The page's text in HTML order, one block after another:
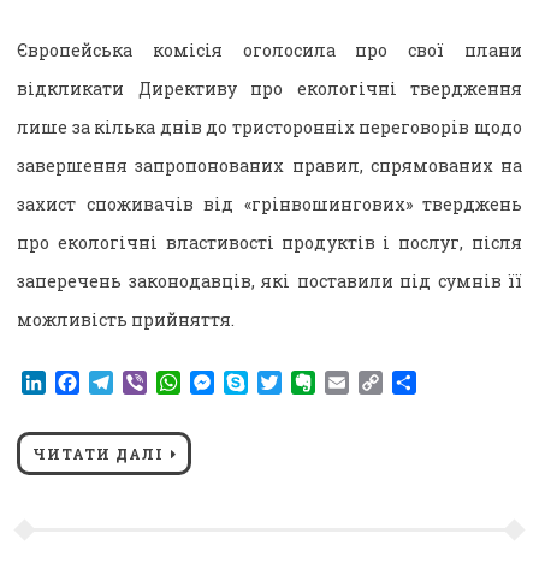
Європейська комісія оголосила про свої плани
відкликати Директиву про екологічні твердження
лише за кілька днів до тристоронніх переговорів щодо
завершення запропонованих правил, спрямованих на
захист споживачів від «грінвошингових» тверджень
про екологічні властивості продуктів і послуг, після
заперечень законодавців, які поставили під сумнів її
можливість прийняття.
LinkedIn
Facebook
Telegram
ViberWhatsApp
Messenger
SkypeTwitterEvernote
EmailCopy
ЧИТАТИ ДАЛІ